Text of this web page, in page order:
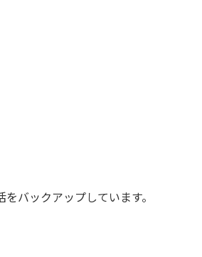
バックアップしています。